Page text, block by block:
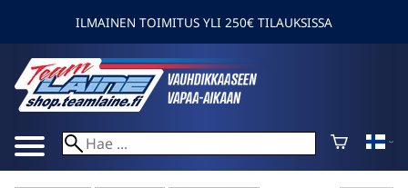
ILMAINEN TOIMITUS YLI 250€ TILAUKSISSA